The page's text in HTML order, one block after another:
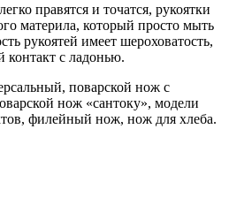
правятся и точатся, рукоятки
материла, который просто мыть
рукоятей имеет шероховатость,
с ладонью.
поварской нож с
нож «сантоку», модели
филейный нож, нож для хлеба.